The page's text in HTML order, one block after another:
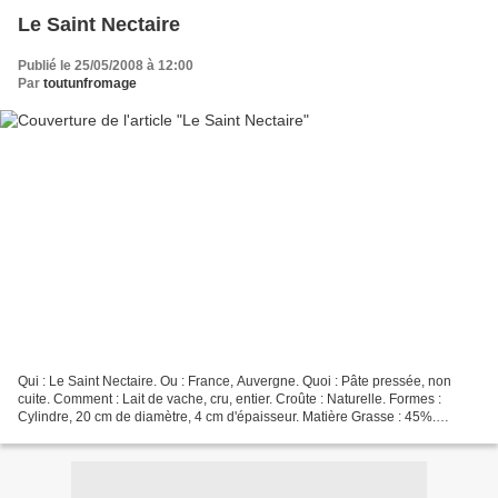
Le Saint Nectaire
Publié le 25/05/2008 à 12:00
Par toutunfromage
Qui : Le Saint Nectaire. Ou : France, Auvergne. Quoi : Pâte pressée, non
cuite. Comment : Lait de vache, cru, entier. Croûte : Naturelle. Formes :
Cylindre, 20 cm de diamètre, 4 cm d'épaisseur. Matière Grasse : 45%.